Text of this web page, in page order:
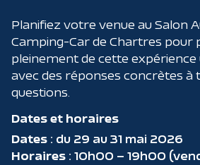
Planifiez votre venue au Salon
Camping-Car de Chartres pour
pleinement de cette
avec des réponses concrètes à
questions.
Dates et horaires
Dates : du 29 au 31 mai 2026
Horaires : 10h00 – 19h00